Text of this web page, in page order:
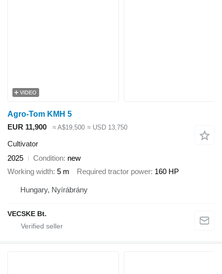
VIDEO
Agro-Tom KMH 5
EUR 11,900
≈ A$19,500 ≈ USD 13,750
Cultivator
2025
Condition new
Working width 5 m Required tractor power 160 HP
Hungary, Nyírábrány
VECSKE Bt.